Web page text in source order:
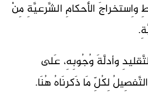
واِستخراجَ الأحكامِ الشَّرعيَّةِ مِنْ
وأدلَّةَ وُجُوبِهِ، عَلى
لِكُلِّ مَا ذَكرنَاهُ هُنَا.